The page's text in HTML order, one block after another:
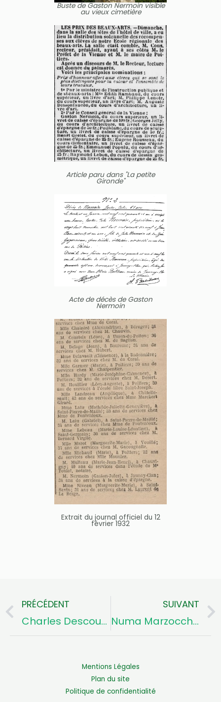
Buste de Gaston Nermoin visible
au vieux cimetière
Article paru dans "La petite
Gironde"
Acte de décès de Gaston
Nermoin
Extrait du journal officiel du 12
février 1932
Précédent
PRÉCÉDENT
Charles Descoust
SUIVANT
Numa Marzocchi de Bellucci
Mentions Légales
Plan du site
Politique de confidentialité